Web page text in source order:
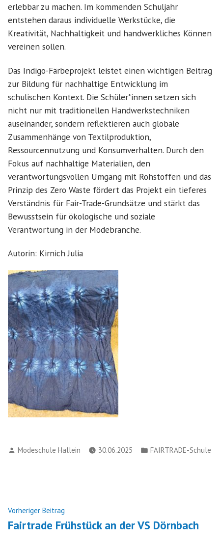
erlebbar zu machen. Im kommenden Schuljahr
entstehen daraus individuelle Werkstücke, die
Kreativität, Nachhaltigkeit und handwerkliches Können
vereinen sollen.
Das Indigo-Färbeprojekt leistet einen wichtigen Beitrag
zur Bildung für nachhaltige Entwicklung im
schulischen Kontext. Die Schüler*innen setzen sich
nicht nur mit traditionellen Handwerkstechniken
auseinander, sondern reflektieren auch globale
Zusammenhänge von Textilproduktion,
Ressourcennutzung und Konsumverhalten. Durch den
Fokus auf nachhaltige Materialien, den
verantwortungsvollen Umgang mit Rohstoffen und das
Prinzip des Zero Waste fördert das Projekt ein tieferes
Verständnis für Fair-Trade-Grundsätze und stärkt das
Bewusstsein für ökologische und soziale
Verantwortung in der Modebranche.
Autorin: Kirnich Julia
Verfasst
Modeschule Hallein 30.06.2025
Veröffentlicht
FAIRTRADE-Schule
Beitragsnavigation
Vorheriger Beitrag
Beitrag:
Fairtrade Frühstück an der VS Dörnbach